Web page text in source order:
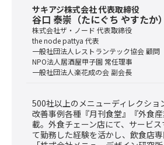
サキアジ株式会社 代表取締役
谷口 泰崇（たにぐち やすたか
株式会社ザ・ノード 代表取締役
the node pattya 代表
一般社団法人レストランテック協会 顧問
NPO法人居酒屋甲子園 常任理事
一般社団法人楽花成の会 副会長
500社以上のメニューディレクショ
改善事例各種『月刊食堂』『外食
載。外食チェーン店にて、サービ
て勤務した経験を活かし、飲食店